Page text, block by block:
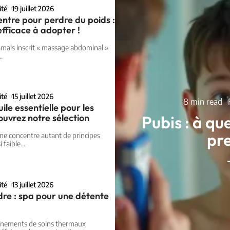
19 juillet 2026
pour perdre du poids :
à adopter !
inscrit « massage abdominal »
15 juillet 2026
essentielle pour les
notre sélection
concentre autant de principes
faible…
13 juillet 2026
: spa pour une détente
de soins thermaux
8 min read
Pubis : à